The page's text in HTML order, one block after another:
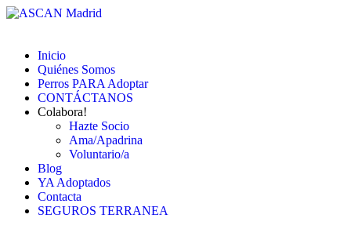
Inicio
Quiénes Somos
Perros PARA Adoptar
CONTÁCTANOS
Colabora!
Hazte Socio
Ama/Apadrina
Voluntario/a
Blog
YA Adoptados
Contacta
SEGUROS TERRANEA